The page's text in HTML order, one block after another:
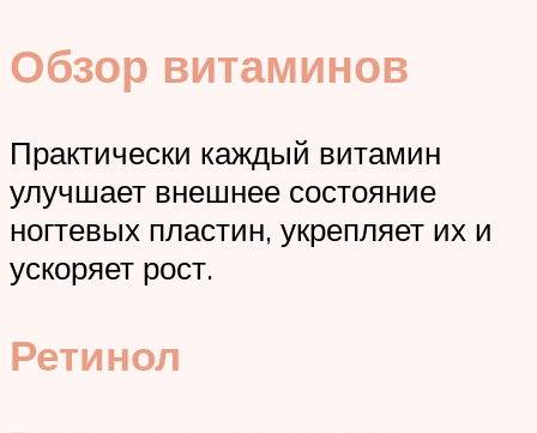
Обзор витаминов
Практически каждый витамин
улучшает внешнее состояние
ногтевых пластин, укрепляет их и
ускоряет рост.
Ретинол